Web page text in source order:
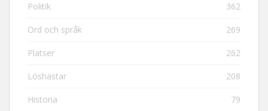
Politik 362
Ord och språk 269
Platser 262
Löshästar 208
Historia 79